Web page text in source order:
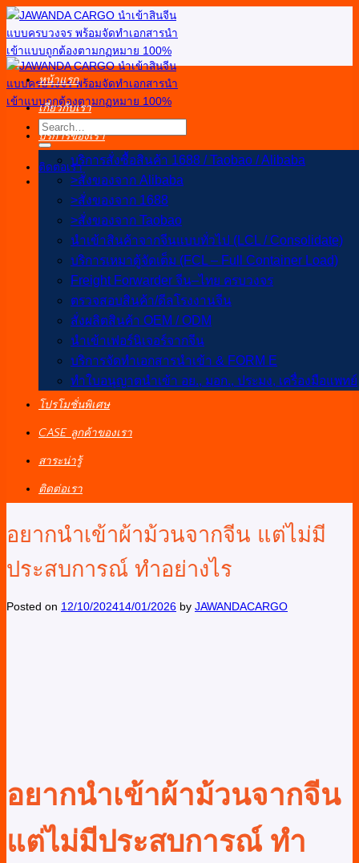
ข้าม
ไป
ยัง
เนื้อหา
ติดต่อเรา
หน้าแรก
เกี่ยวกับเรา
บริการของเรา
บริการสั่งซื้อสินค้า 1688 / Taobao / Alibaba
>สั่งของจาก Alibaba
>สั่งของจาก 1688
>สั่งของจาก Taobao
นำเข้าสินค้าจากจีนแบบทั่วไป (LCL / Consolidate)
บริการเหมาตู้จัดเต็ม (FCL – Full Container Load)
Freight Forwarder จีน–ไทย ครบวงจร
ตรวจสอบสินค้า/ดีลโรงงานจีน
สั่งผลิตสินค้า OEM / ODM
นำเข้าเฟอร์นิเจอร์จากจีน
บริการจัดทำเอกสารนำเข้า & FORM E
ทำใบอนุญาตนำเข้า อย., มอก., ประมง, เครื่องมือแพทย์
โปรโมชั่นพิเศษ
CASE ลูกค้าของเรา
สาระน่ารู้
ติดต่อเรา
อยากนำเข้าผ้าม้วนจากจีน แต่ไม่มี
ประสบการณ์ ทำอย่างไร
Posted on 12/10/202414/01/2026 by JAWANDACARGO
อยากนำเข้าผ้าม้วนจากจีน
แต่ไม่มีประสบการณ์ ทำ